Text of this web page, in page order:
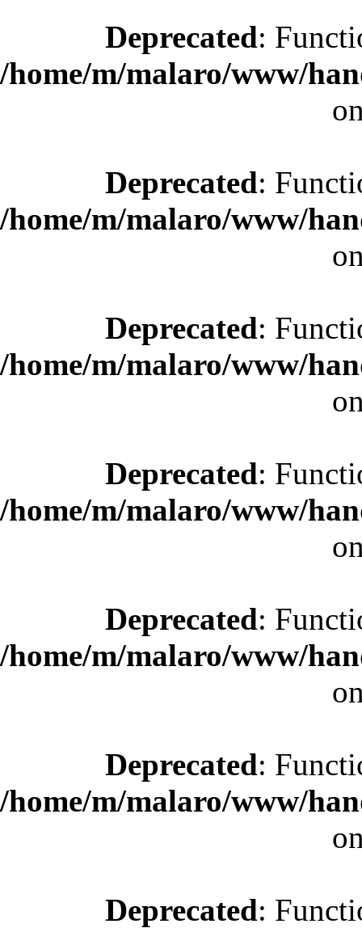
Deprecated:
/home/m/malaro/www/
Deprecated:
/home/m/malaro/www/
Deprecated:
/home/m/malaro/www/
Deprecated:
/home/m/malaro/www/
Deprecated:
/home/m/malaro/www/
Deprecated:
/home/m/malaro/www/
Deprecated: